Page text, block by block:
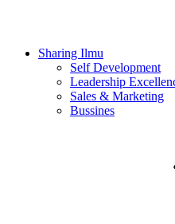
Sharing Ilmu
Self Development
Leadership
Sales & Marketing
Bussines